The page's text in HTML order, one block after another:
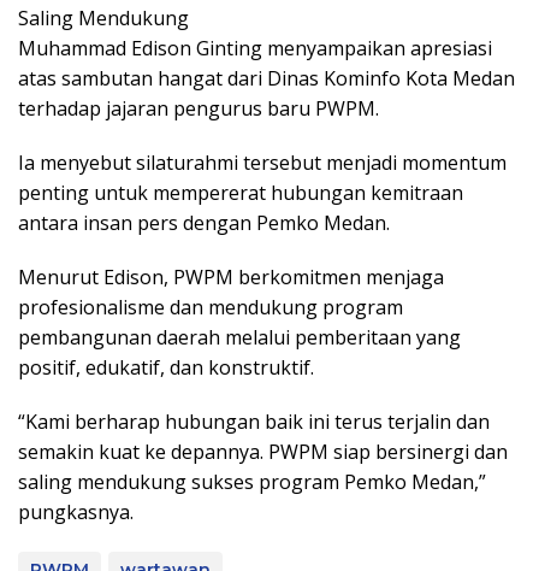
Saling Mendukung
Muhammad Edison Ginting menyampaikan apresiasi
atas sambutan hangat dari Dinas Kominfo Kota Medan
terhadap jajaran pengurus baru PWPM.
Ia menyebut silaturahmi tersebut menjadi momentum
penting untuk mempererat hubungan kemitraan
antara insan pers dengan Pemko Medan.
Menurut Edison, PWPM berkomitmen menjaga
profesionalisme dan mendukung program
pembangunan daerah melalui pemberitaan yang
positif, edukatif, dan konstruktif.
“Kami berharap hubungan baik ini terus terjalin dan
semakin kuat ke depannya. PWPM siap bersinergi dan
saling mendukung sukses program Pemko Medan,”
pungkasnya.